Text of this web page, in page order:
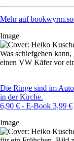
Mehr auf
Image
Die Ringe sind im
in der Kirche.
6,90 € - E-Book 3,99 €
Image